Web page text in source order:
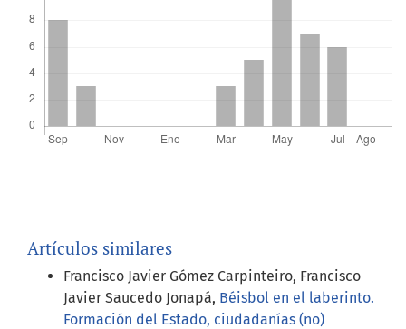
Artículos similares
Francisco Javier Gómez Carpinteiro, Francisco
Javier Saucedo Jonapá, Béisbol en el laberinto.
Formación del Estado, ciudadanías (no)